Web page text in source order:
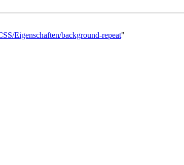
Eigenschaften/background-repeat"